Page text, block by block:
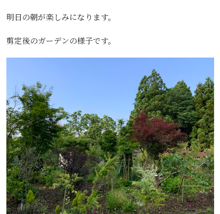
明日の朝が楽しみになります。
剪定後のガーデンの様子です。